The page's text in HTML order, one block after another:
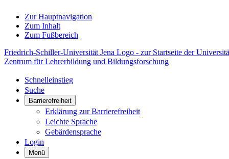
Zur Hauptnavigation
Zum Inhalt
Zum Fußbereich
Friedrich-Schiller-Universität Jena Logo - zur Startseite der
Zentrum für Lehrerbildung und Bildungsforschung
Schnelleinstieg
Suche
Barrierefreiheit
Erklärung zur Barrierefreiheit
Leichte Sprache
Gebärdensprache
Login
Menü